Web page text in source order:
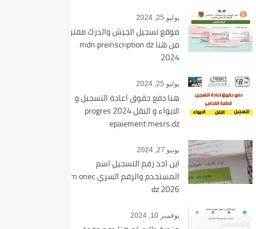
يوليو 25, 2024
موقع تسجيل الجيش والدرك مفتوح
من هنا mdn preinscription dz
2024
يوليو 25, 2024
هنا دفع حقوق اعادة التسجيل و
الايواء و النقل 2024 progres
epaiement mesrs.dz
يونيو 27, 2024
اين اجد رقم التسجيل اسم
المستخدم والرقم السري bem onec
dz 2026
نوفمبر 10, 2024